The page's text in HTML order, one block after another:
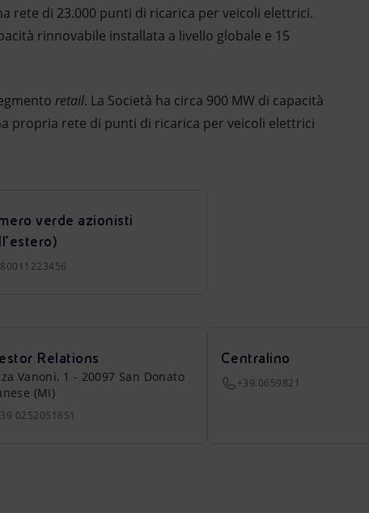
rete di 23.000 punti di ricarica per veicoli elettrici.
rinnovabile installata a livello globale e 15
retail. La Società ha circa 900 MW di capacità
propria rete di punti di ricarica per veicoli elettrici
verde azionisti
Relations
Vanoni, 1 - 20097 San Donato
(MI)
0252051651
Centralino
+39.0659821